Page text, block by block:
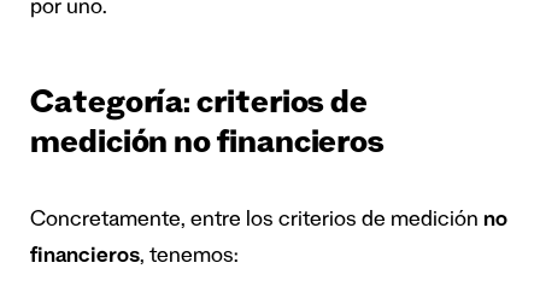
por uno.
Categoría: criterios de
medición no financieros
Concretamente, entre los criterios de medición no
financieros, tenemos: